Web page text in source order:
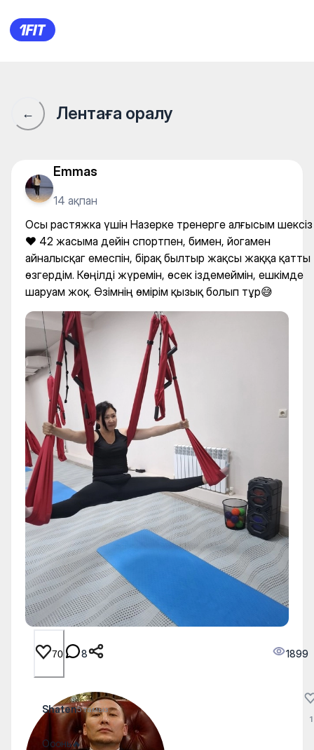
Осы растяжка үшін
← Лентаға оралу
Emmas
14 ақпан
Осы растяжка үшін Назерке тренерге алғысым шексіз
❤️ 42 жасыма дейін спортпен, бимен, йогамен
айналысқаг емеспін, бірақ былтыр жақсы жаққа қатты
өзгердім. Көңілді жүремін, өсек іздемеймін, ешкімде
шаруам жоқ. Өзімнің өмірім қызық болып тұр😅
70 8 1899
Shaten5 тамыз
Ооонь🔥
1